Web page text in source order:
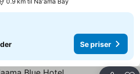
Se priser